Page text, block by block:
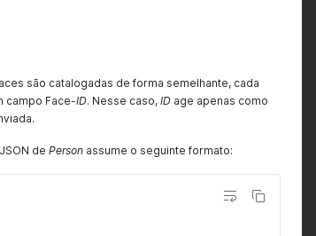
são catalogadas de forma semelhante, cada
campo Face-ID. Nesse caso, ID age apenas como
de Person assume o seguinte formato: